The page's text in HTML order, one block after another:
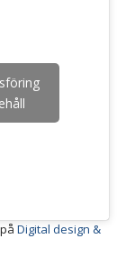
påDigital design &